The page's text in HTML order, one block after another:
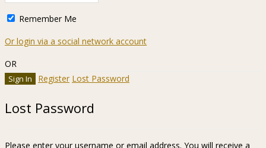
Remember Me
Or login via a social network account
OR
Register Lost Password
Lost Password
Please enter your username or email address. You will receive a